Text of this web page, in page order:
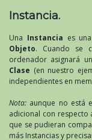
Instancia.
Una Instancia es
Objeto. Cuando se
ordenador asignará
Clase (en nuestro
independientes en
Nota: aunque no está
adicional con respecto
que se pudieran
más Instancias y